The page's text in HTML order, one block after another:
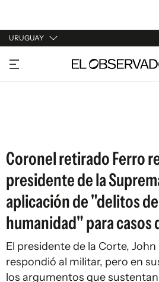
URUGUAY
URUGUAY
ARGENTINA
Coronel retirado Ferro
presidente de la
aplicación de "delitos
humanidad" para casos
El presidente de la Corte, John
respondió al militar, pero en
los argumentos que